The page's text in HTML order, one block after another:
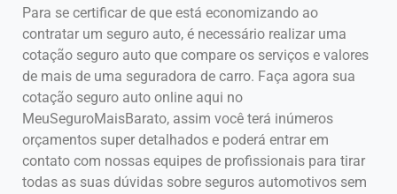
Para se certificar de que está economizando ao
contratar um seguro auto, é necessário realizar uma
cotação seguro auto que compare os serviços e valores
de mais de uma seguradora de carro. Faça agora sua
cotação seguro auto online aqui no
MeuSeguroMaisBarato, assim você terá inúmeros
orçamentos super detalhados e poderá entrar em
contato com nossas equipes de profissionais para tirar
todas as suas dúvidas sobre seguros automotivos sem